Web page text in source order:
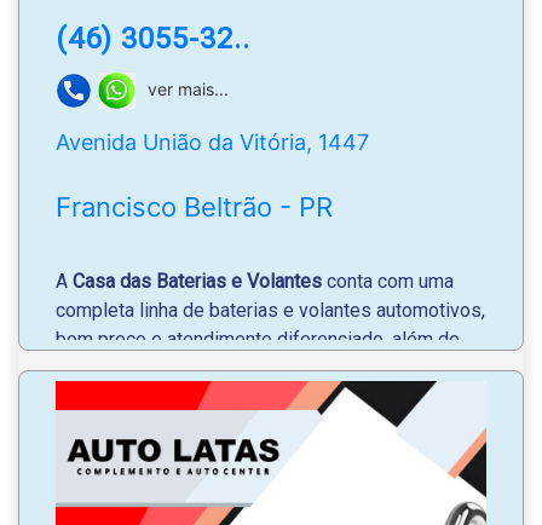
(46) 3055-32..
ver mais...
Avenida União da Vitória, 1447
Francisco Beltrão - PR
A Casa das Baterias e Volantes conta com uma
completa linha de baterias e volantes automotivos,
bom preço e atendimento diferenciado, além de
um ambiente moderno e aconchegante.
Serviços de entrega e instalação grátis em
Francisco Beltrão, com condições de pagamento